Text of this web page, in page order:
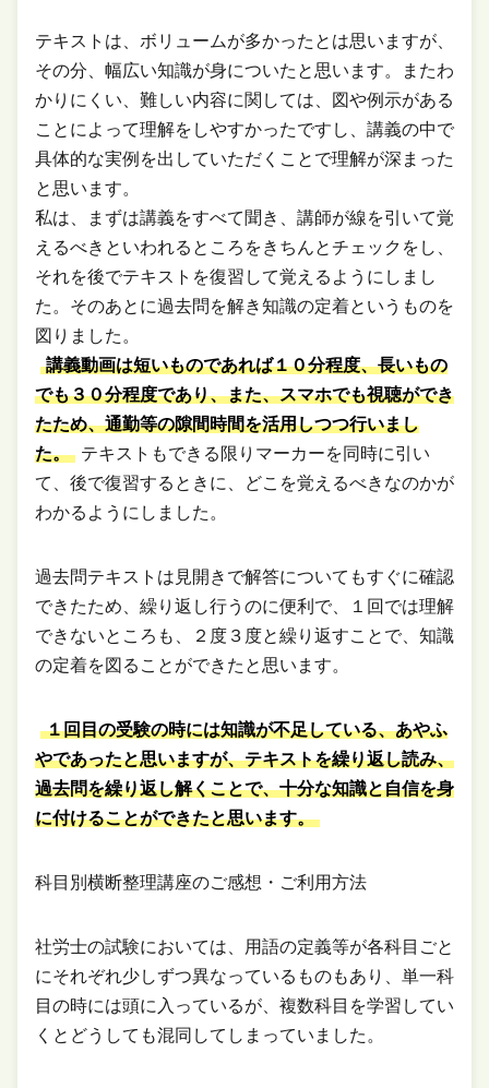
テキストは、ボリュームが多かったとは思いますが、
その分、幅広い知識が身についたと思います。またわ
かりにくい、難しい内容に関しては、図や例示がある
ことによって理解をしやすかったですし、講義の中で
具体的な実例を出していただくことで理解が深まった
と思います。
私は、まずは講義をすべて聞き、講師が線を引いて覚
えるべきといわれるところをきちんとチェックをし、
それを後でテキストを復習して覚えるようにしまし
た。そのあとに過去問を解き知識の定着というものを
図りました。
講義動画は短いものであれば１０分程度、長いもの
でも３０分程度であり、また、スマホでも視聴ができ
たため、通勤等の隙間時間を活用しつつ行いまし
た。
テキストもできる限りマーカーを同時に引い
て、後で復習するときに、どこを覚えるべきなのかが
わかるようにしました。
過去問テキストは見開きで解答についてもすぐに確認
できたため、繰り返し行うのに便利で、１回では理解
できないところも、２度３度と繰り返すことで、知識
の定着を図ることができたと思います。
１回目の受験の時には知識が不足している、あやふ
やであったと思いますが、テキストを繰り返し読み、
過去問を繰り返し解くことで、十分な知識と自信を身
に付けることができたと思います。
科目別横断整理講座のご感想・ご利用方法
社労士の試験においては、用語の定義等が各科目ごと
にそれぞれ少しずつ異なっているものもあり、単一科
目の時には頭に入っているが、複数科目を学習してい
くとどうしても混同してしまっていました。